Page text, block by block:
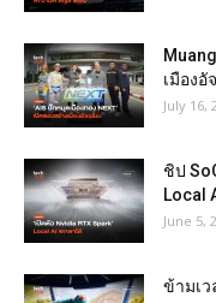
เมืองอั
July 16,
ชิป
Local
June 5,
ข้ามเว